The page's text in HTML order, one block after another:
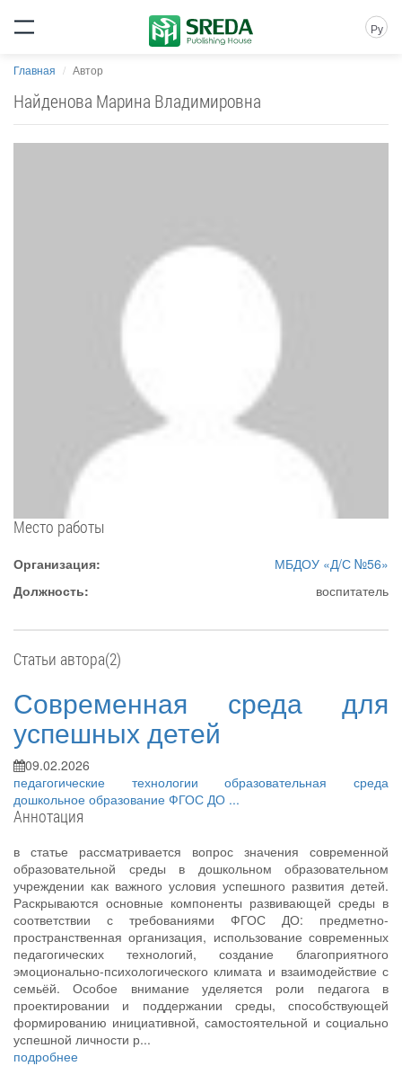
Ру
Главная Автор
Найденова Марина Владимировна
Место работы
Организация:
МБДОУ «Д/С №56»
Должность:
воспитатель
Статьи автора(2)
Современная среда для
успешных детей
09.02.2026
педагогические технологииобразовательная среда
дошкольное образование ФГОС ДО ...
Аннотация
в статье рассматривается вопрос значения современной
образовательной среды в дошкольном образовательном
учреждении как важного условия успешного развития детей.
Раскрываются основные компоненты развивающей среды в
соответствии с требованиями ФГОС ДО: предметно-
пространственная организация, использование современных
педагогических технологий, создание благоприятного
эмоционально-психологического климата и взаимодействие с
семьёй. Особое внимание уделяется роли педагога в
проектировании и поддержании среды, способствующей
формированию инициативной, самостоятельной и социально
успешной личности р...
подробнее